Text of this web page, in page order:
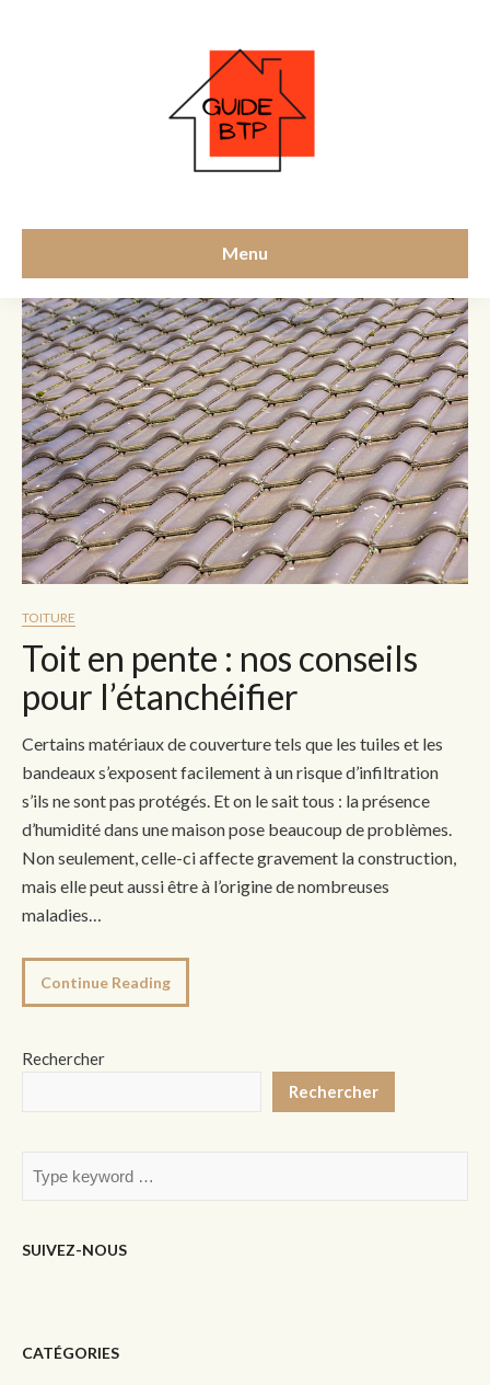
Menu
écran HPV
TOITURE
Toit en pente : nos conseils
pour l’étanchéifier
Certains matériaux de couverture tels que les tuiles et les
bandeaux s’exposent facilement à un risque d’infiltration
s’ils ne sont pas protégés. Et on le sait tous : la présence
d’humidité dans une maison pose beaucoup de problèmes.
Non seulement, celle-ci affecte gravement la construction,
mais elle peut aussi être à l’origine de nombreuses
maladies…
Continue Reading
Rechercher
Rechercher
SUIVEZ-NOUS
CATÉGORIES